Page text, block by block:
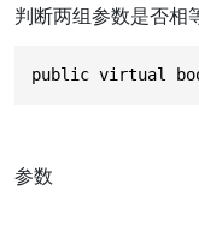
判断两组参数是否相
public virtual bool
参数